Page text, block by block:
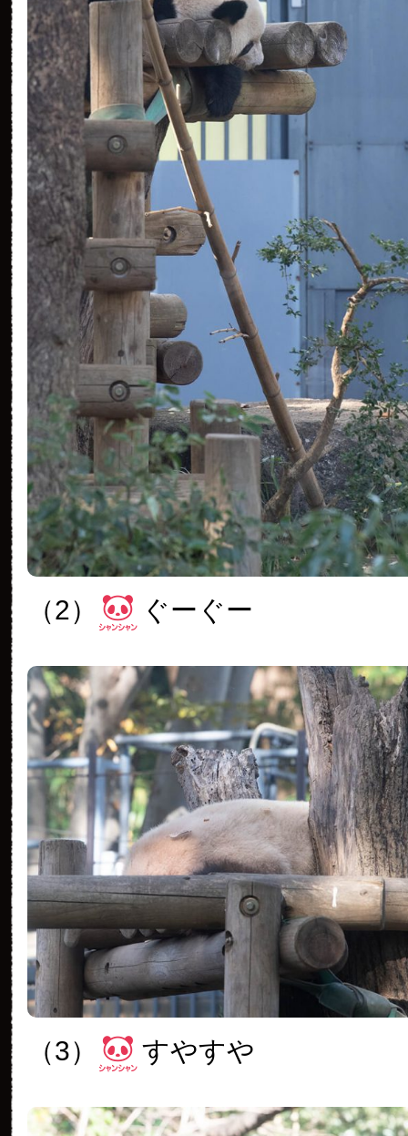
（2） ぐーぐー
（3） すやすや